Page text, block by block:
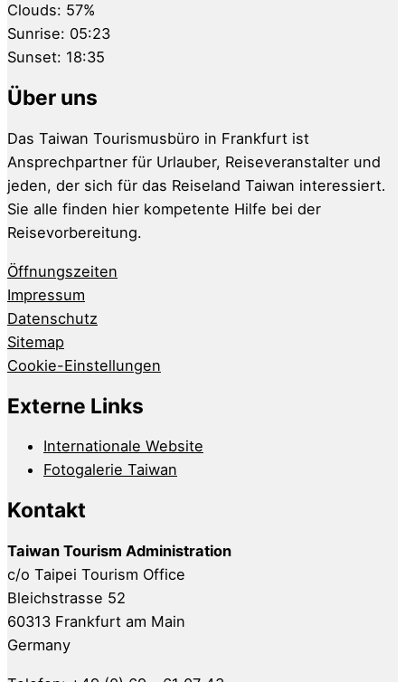
Clouds: 57%
Sunrise: 05:23
Sunset: 18:35
Über uns
Das Taiwan Tourismusbüro in Frankfurt ist
Ansprechpartner für Urlauber, Reiseveranstalter und
jeden, der sich für das Reiseland Taiwan interessiert.
Sie alle finden hier kompetente Hilfe bei der
Reisevorbereitung.
Öffnungszeiten
Impressum
Datenschutz
Sitemap
Cookie-Einstellungen
Externe Links
Internationale Website
Fotogalerie Taiwan
Kontakt
Taiwan Tourism Administration
c/o Taipei Tourism Office
Bleichstrasse 52
60313 Frankfurt am Main
Germany